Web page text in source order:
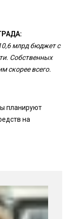
млрд бюджет с
Собственных
скорее всего.
планируют
на